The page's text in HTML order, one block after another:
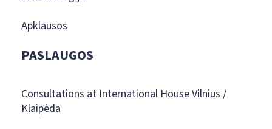
Apklausos
PASLAUGOS
Consultations at International House Vilnius /
Klaipėda